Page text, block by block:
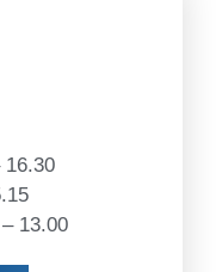
16.30
13.00